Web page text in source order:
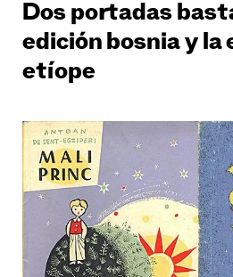
Dos portadas
edición bosnia y la
etíope